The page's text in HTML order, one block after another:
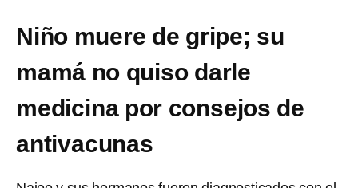
Niño muere de gripe; su
mamá no quiso darle
medicina por consejos de
antivacunas